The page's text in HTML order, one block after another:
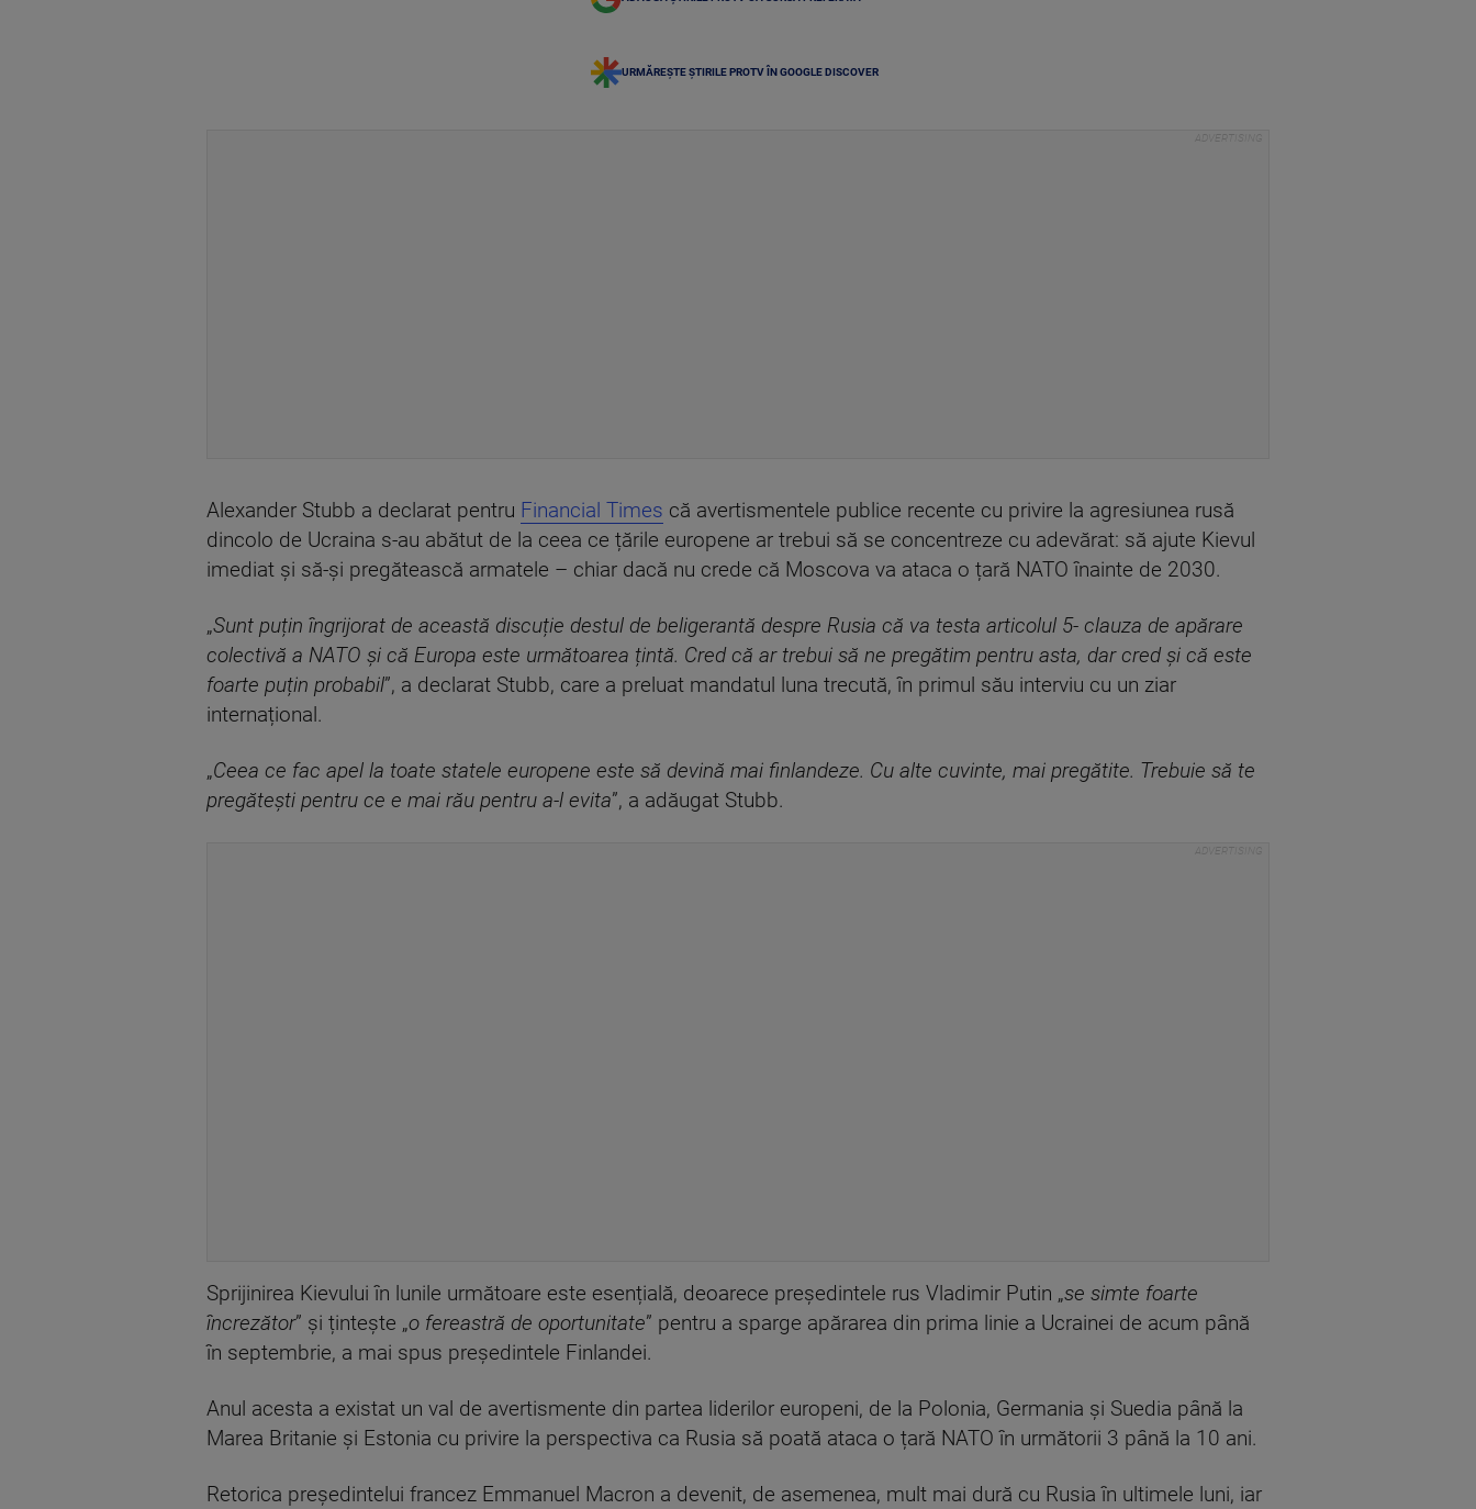
URMĂREȘTE ȘTIRILE PROTV ÎN GOOGLE DISCOVER
Alexander Stubb a declarat pentru Financial Times că avertismentele publice recente cu privire la agresiunea rusă
dincolo de Ucraina s-au abătut de la ceea ce țările europene ar trebui să se concentreze cu adevărat: să ajute Kievul
imediat și să-și pregătească armatele – chiar dacă nu crede că Moscova va ataca o țară NATO înainte de 2030.
„Sunt puțin îngrijorat de această discuție destul de beligerantă despre Rusia că va testa articolul 5- clauza de apărare
colectivă a NATO și că Europa este următoarea țintă. Cred că ar trebui să ne pregătim pentru asta, dar cred și că este
foarte puțin probabil”, a declarat Stubb, care a preluat mandatul luna trecută, în primul său interviu cu un ziar
internațional.
„Ceea ce fac apel la toate statele europene este să devină mai finlandeze. Cu alte cuvinte, mai pregătite. Trebuie să te
pregătești pentru ce e mai rău pentru a-l evita”, a adăugat Stubb.
Sprijinirea Kievului în lunile următoare este esențială, deoarece președintele rus Vladimir Putin „se simte foarte
încrezător” și țintește „o fereastră de oportunitate” pentru a sparge apărarea din prima linie a Ucrainei de acum până
în septembrie, a mai spus președintele Finlandei.
Anul acesta a existat un val de avertismente din partea liderilor europeni, de la Polonia, Germania și Suedia până la
Marea Britanie și Estonia cu privire la perspectiva ca Rusia să poată ataca o țară NATO în următorii 3 până la 10 ani.
Retorica președintelui francez Emmanuel Macron a devenit, de asemenea, mult mai dură cu Rusia în ultimele luni, iar